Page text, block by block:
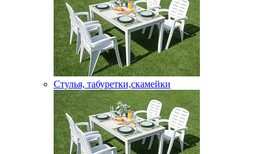
Стулья, табуретки,скамейки